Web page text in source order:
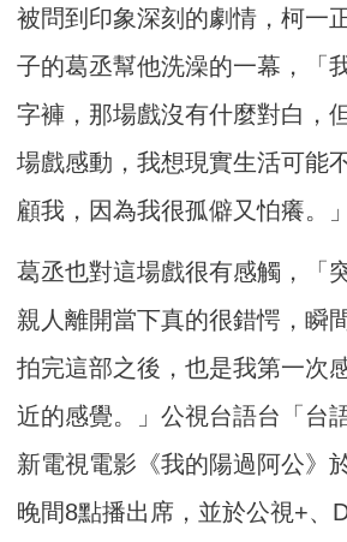
被問到印象深刻的劇情，柯一
子的葛丞幫他洗澡的一幕，「
字褲，那場戲沒有什麼對白，
場戲感動，我想現實生活可能
顧我，因為我很孤僻又怕癢。」
葛丞也對這場戲很有感觸，「
親人離開當下真的很錯愕，瞬
拍完這部之後，也是我第一次
近的感覺。」公視台語台「台
新電視電影《我的陽過阿公》
晚間8點播出席，並於公視+、